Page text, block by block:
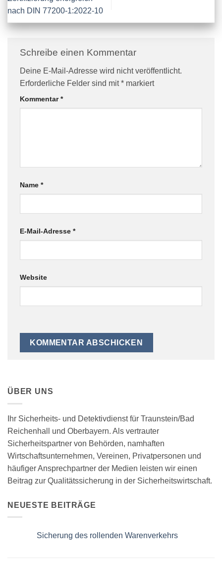
nach DIN 77200-1:2022-10
Schreibe einen Kommentar
Deine E-Mail-Adresse wird nicht veröffentlicht.
Erforderliche Felder sind mit* markiert
Kommentar*
Name *
E-Mail-Adresse *
Website
ÜBER UNS
Ihr Sicherheits- und Detektivdienst für Traunstein/Bad
Reichenhall und Oberbayern. Als vertrauter
Sicherheitspartner von Behörden, namhaften
Wirtschaftsunternehmen, Vereinen, Privatpersonen und
häufiger Ansprechpartner der Medien leisten wir einen
Beitrag zur Qualitätssicherung in der Sicherheitswirtschaft.
NEUESTE BEITRÄGE
Sicherung des rollenden Warenverkehrs